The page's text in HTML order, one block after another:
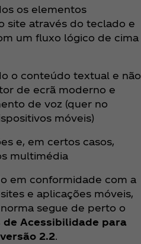
os elementos
site através do teclado e
um fluxo lógico de cima
textual e não
de ecrã moderno e
de voz (quer no
móveis)
em certos casos,
multimédia
em conformidade com a
e aplicações móveis,
norma segue de perto o
de Acessibilidade para
2.2.